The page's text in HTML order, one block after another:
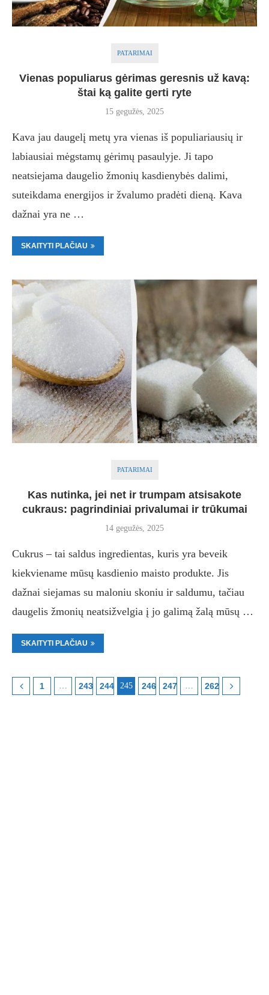
PATARIMAI
Vienas populiarus gėrimas geresnis už kavą:
štai ką galite gerti ryte
15 gegužės, 2025
Kava jau daugelį metų yra vienas iš populiariausių ir
labiausiai mėgstamų gėrimų pasaulyje. Ji tapo
neatsiejama daugelio žmonių kasdienybės dalimi,
suteikdama energijos ir žvalumo pradėti dieną. Kava
dažnai yra ne …
SKAITYTI PLAČIAU
PATARIMAI
Kas nutinka, jei net ir trumpam atsisakote
cukraus: pagrindiniai privalumai ir trūkumai
14 gegužės, 2025
Cukrus – tai saldus ingredientas, kuris yra beveik
kiekviename mūsų kasdienio maisto produkte. Jis
dažnai siejamas su maloniu skoniu ir saldumu, tačiau
daugelis žmonių neatsižvelgia į jo galimą žalą mūsų …
SKAITYTI PLAČIAU
1 … 243 244 245 246 247 … 262